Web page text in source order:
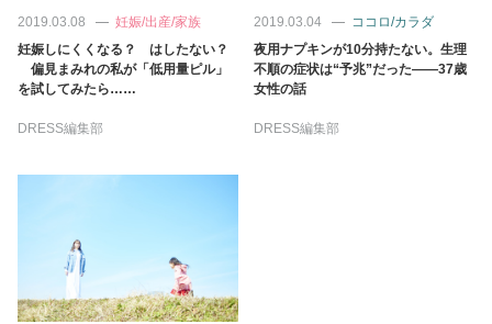
2019.03.08
妊娠/出産/家族
妊娠しにくくなる？ はしたない？
偏見まみれの私が「低用量ピル」
を試してみたら……
DRESS編集部
2019.03.04
ココロ/カラダ
夜用ナプキンが10分持たない。生理
不順の症状は“予兆”だった――37歳
女性の話
DRESS編集部